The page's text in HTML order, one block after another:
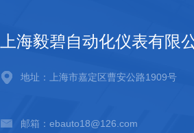
上海毅碧自动化仪表有限
地址：上海市嘉定区曹安公路1909号
邮箱：ebauto18@126.com